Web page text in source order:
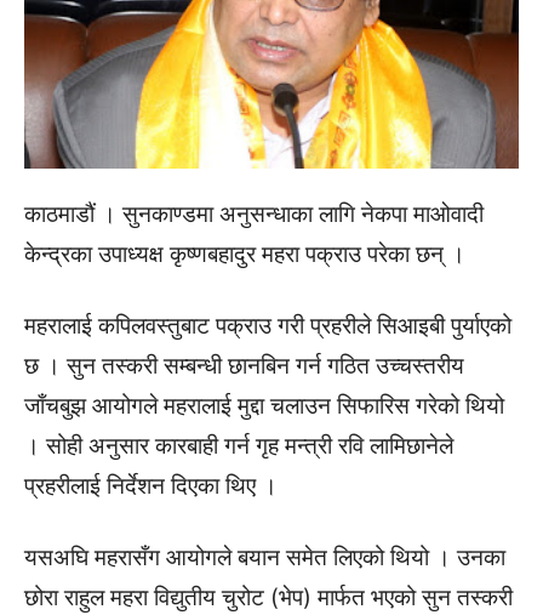
काठमाडौं । सुनकाण्डमा अनुसन्धाका लागि नेकपा माओवादी
केन्द्रका उपाध्यक्ष कृष्णबहादुर महरा पक्राउ परेका छन् ।
महरालाई कपिलवस्तुबाट पक्राउ गरी प्रहरीले सिआइबी पुर्याएको
छ । सुन तस्करी सम्बन्धी छानबिन गर्न गठित उच्चस्तरीय
जाँचबुझ आयोगले महरालाई मुद्दा चलाउन सिफारिस गरेको थियो
। सोही अनुसार कारबाही गर्न गृह मन्त्री रवि लामिछानेले
प्रहरीलाई निर्देशन दिएका थिए ।
यसअघि महरासँग आयोगले बयान समेत लिएको थियो । उनका
छोरा राहुल महरा विद्युतीय चुरोट (भेप) मार्फत भएको सुन तस्करी